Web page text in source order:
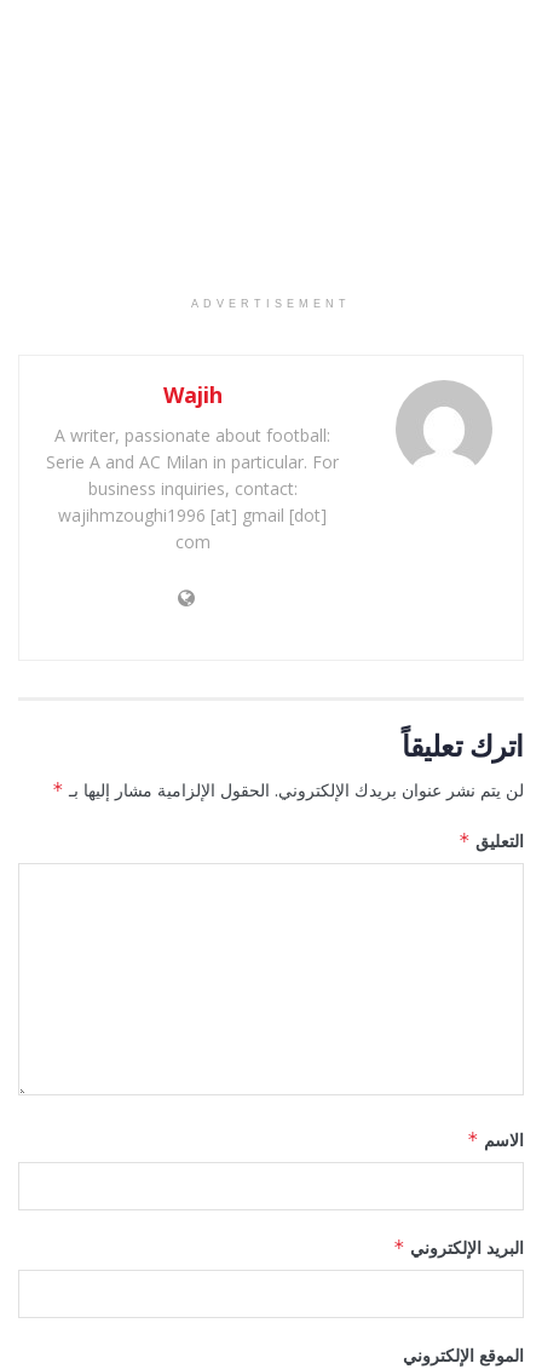
ADVERTISEMENT
Wajih
A writer, passionate about football:
Serie A and AC Milan in particular. For
business inquiries, contact:
wajihmzoughi1996 [at] gmail [dot]
com
اترك تعليقاً
لن يتم نشر عنوان بريدك الإلكتروني. الحقول الإلزامية مشار إليها بـ *
التعليق *
الاسم *
البريد الإلكتروني *
الموقع الإلكتروني